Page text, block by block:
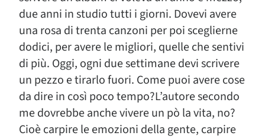
due anni in studio tutti i giorni. Dovevi avere
una rosa di trenta canzoni per poi sceglierne
dodici, per avere le migliori, quelle che sentivi
di più. Oggi, ogni due settimane devi scrivere
un pezzo e tirarlo fuori. Come puoi avere cose
da dire in così poco tempo?L’autore secondo
me dovrebbe anche vivere un pò la vita, no?
Cioè carpire le emozioni della gente, carpire